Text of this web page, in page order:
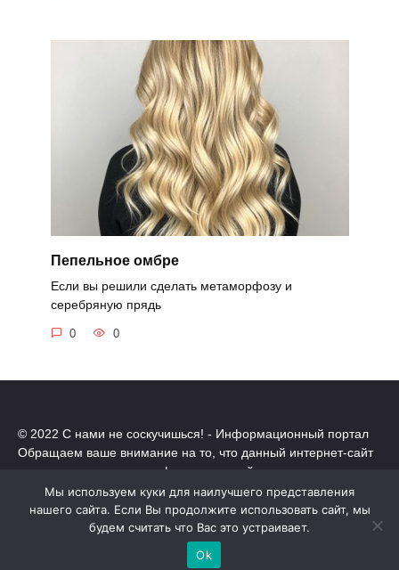
Пепельное омбре
Если вы решили сделать метаморфозу и
серебряную прядь
0 0
© 2022 С нами не соскучишься! - Информационный портал
Обращаем ваше внимание на то, что данный интернет-сайт
носит исключительно информационный характер.
Все торговые марки принадлежат их владельцам. Все права
защищены.
Политика конфиденциальности
Мы используем куки для наилучшего представления
нашего сайта. Если Вы продолжите использовать сайт, мы
будем считать что Вас это устраивает.
Ok